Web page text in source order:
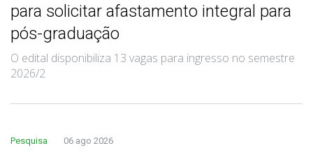
para solicitar afastamento integral para
pós-graduação
O edital disponibiliza 13 vagas para ingresso no semestre
2026/2
Pesquisa 06 ago 2026